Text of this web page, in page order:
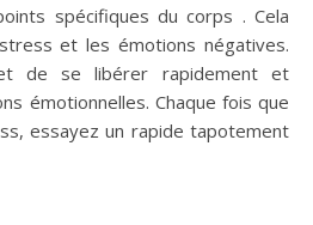
spécifiques du corps . Cela
et les émotions négatives.
de se libérer rapidement et
émotionnelles. Chaque fois que
essayez un rapide tapotement